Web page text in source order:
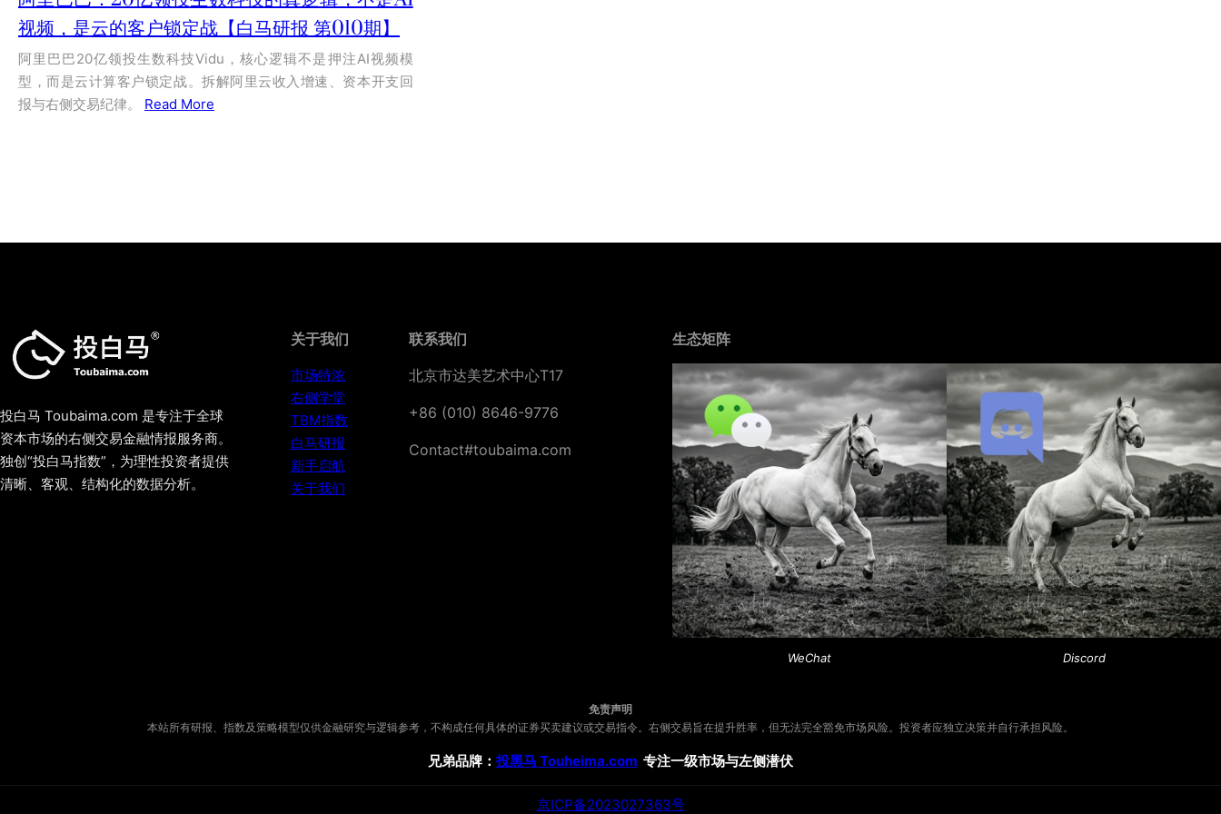
视频，是云的客户锁定战【白马研报 第010期】
阿里巴巴20亿领投生数科技Vidu，核心逻辑不是押注AI视频模
型，而是云计算客户锁定战。拆解阿里云收入增速、资本开支回
报与右侧交易纪律。 Read More
投白马 Toubaima.com 是专注于全球
资本市场的右侧交易金融情报服务商。
独创“投白马指数”，为理性投资者提供
清晰、客观、结构化的数据分析。
关于我们
市场特浓
右侧学堂
TBM指数
白马研报
新手启航
关于我们
联系我们
北京市达美艺术中心T17
+86 (010) 8646-9776
Contact#toubaima.com
生态矩阵
WeChat Discord
免责声明
本站所有研报、指数及策略模型仅供金融研究与逻辑参考，不构成任何具体的证券买卖建议或交易指令。右侧交易旨在提升胜率，但无法完全豁免市场风险。投资者应独立决策并自行承担风险。
兄弟品牌： 投黑马 Touheima.com 专注一级市场与左侧潜伏
京ICP备2023027363号